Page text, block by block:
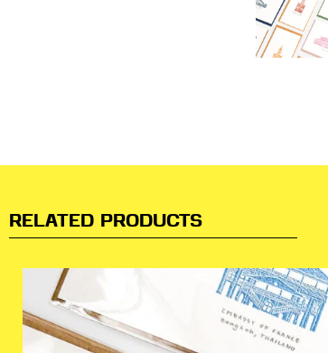
RELATED PRODUCTS